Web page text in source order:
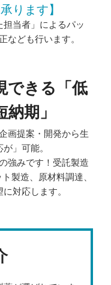
ります】
担当者」によるパッ
なども行います。
できる「低
期」
画提案・開発から生
」可能。
強みです！受託製造
製造、原材料調達、
対応します。